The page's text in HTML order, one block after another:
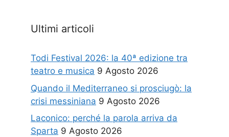
Ultimi articoli
Todi Festival 2026: la 40ª edizione tra
teatro e musica 9 Agosto 2026
Quando il Mediterraneo si prosciugò: la
crisi messiniana 9 Agosto 2026
Laconico: perché la parola arriva da
Sparta 9 Agosto 2026